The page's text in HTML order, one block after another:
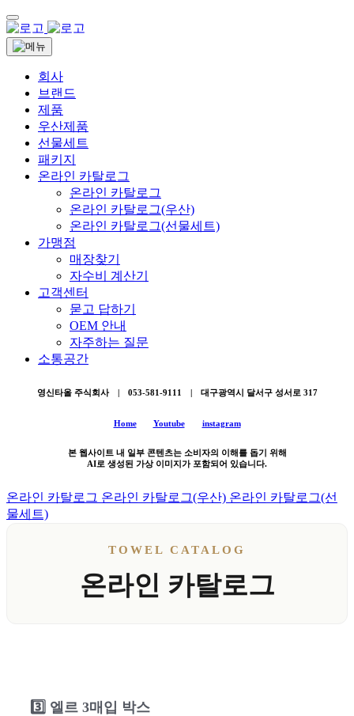
회사
브랜드
제품
우산제품
선물세트
패키지
온라인 카탈로그
온라인 카탈로그
온라인 카탈로그(우산)
온라인 카탈로그(선물세트)
가맹점
매장찾기
자수비 계산기
고객센터
묻고 답하기
OEM 안내
자주하는 질문
소통공간
영신타올 주식회사 | 053-581-9111 | 대구광역시 달서구 성서로 317
Home Youtube instagram
본 웹사이트 내 일부 콘텐츠는 소비자의 이해를 돕기 위해
AI로 생성된 가상 이미지가 포함되어 있습니다.
온라인 카탈로그 온라인 카탈로그(우산) 온라인 카탈로그(선
물세트)
TOWEL CATALOG
온라인 카탈로그
3️⃣ 엘르 3매입 박스